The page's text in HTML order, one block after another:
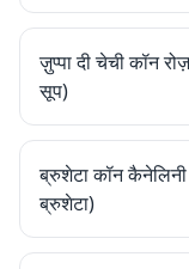
ज़ुप्पा दी चेची कॉन
सूप)
ब्रुशेटा कॉन
ब्रुशेटा)